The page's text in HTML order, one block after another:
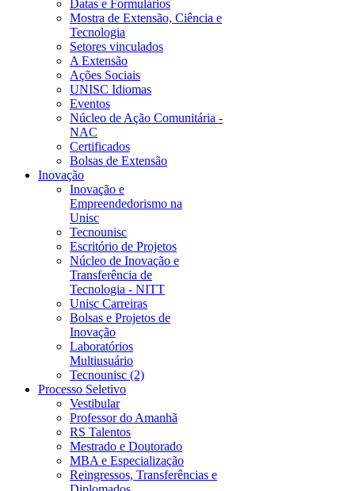
Datas e Formulários
Mostra de Extensão, Ciência e
Tecnologia
Setores vinculados
A Extensão
Ações Sociais
UNISC Idiomas
Eventos
Núcleo de Ação Comunitária -
NAC
Certificados
Bolsas de Extensão
Inovação
Inovação e
Empreendedorismo na
Unisc
Tecnounisc
Escritório de Projetos
Núcleo de Inovação e
Transferência de
Tecnologia - NITT
Unisc Carreiras
Bolsas e Projetos de
Inovação
Laboratórios
Multiusuário
Tecnounisc (2)
Processo Seletivo
Vestibular
Professor do Amanhã
RS Talentos
Mestrado e Doutorado
MBA e Especialização
Reingressos, Transferências e